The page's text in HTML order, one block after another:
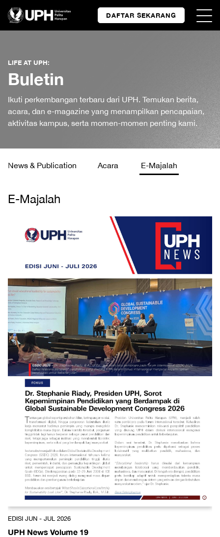
DAFTAR SEKARANG
LIFE AT UPH:
Buletin
Ikuti perkembangan terbaru dari UPH. Temukan berita,
acara, dan e-magazine yang menampilkan pencapaian,
aktivitas kampus, serta momen-momen penting kami.
News & Publication Acara E-Majalah
E-Majalah
EDISI JUN - JUL 2026
UPH News Volume 19